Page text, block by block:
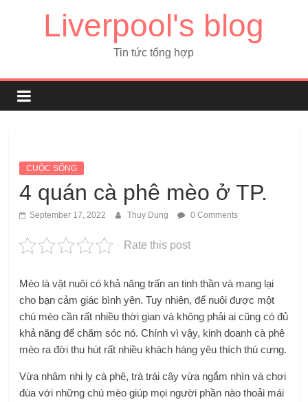
Liverpool's blog
Tin tức tổng hợp
CUỘC SỐNG
4 quán cà phê mèo ở TP.
September 17, 2022 Thuy Dung 0 Comments
Rate this post
Mèo là vật nuôi có khả năng trấn an tinh thần và mang lại
cho bạn cảm giác bình yên. Tuy nhiên, để nuôi được một
chú mèo cần rất nhiều thời gian và không phải ai cũng có đủ
khả năng để chăm sóc nó. Chính vì vậy, kinh doanh cà phê
mèo ra đời thu hút rất nhiều khách hàng yêu thích thú cưng.
Vừa nhâm nhi ly cà phê, trà trái cây vừa ngắm nhìn và chơi
đùa với những chú mèo giúp mọi người phần nào thoải mái